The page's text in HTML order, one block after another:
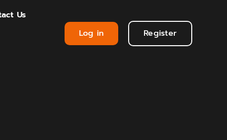
Us
Log in Register